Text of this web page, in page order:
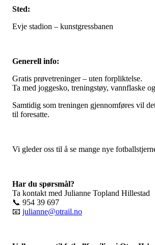
Sted:
Evje stadion – kunstgressbanen
Generell info:
Gratis prøvetreninger – uten forpliktelse.
Ta med joggesko, treningstøy, vannflaske
Samtidig som treningen gjennomføres vil
til foresatte.
Vi gleder oss til å se mange nye
Har du spørsmål?
Ta kontakt med Julianne Topland Hillestad
📞 954 39 697
📧 julianne@otrail.no